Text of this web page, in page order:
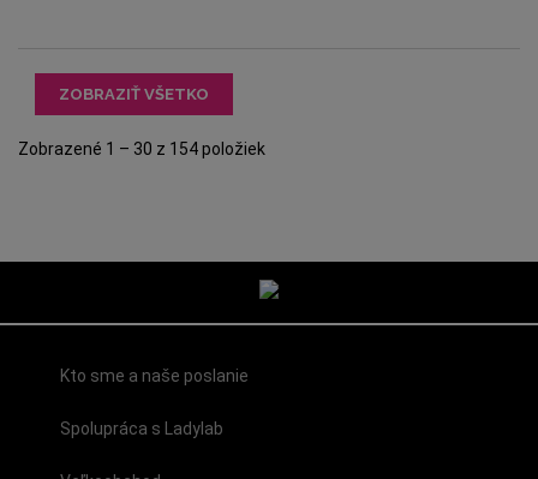
ZOBRAZIŤ VŠETKO
Zobrazené 1 – 30 z 154 položiek
Kto sme a naše poslanie
Spolupráca s Ladylab